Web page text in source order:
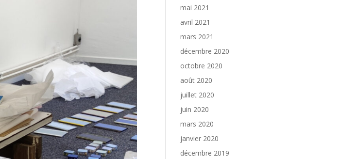
mai 2021
avril 2021
mars 2021
décembre 2020
octobre 2020
août 2020
juillet 2020
juin 2020
mars 2020
janvier 2020
décembre 2019